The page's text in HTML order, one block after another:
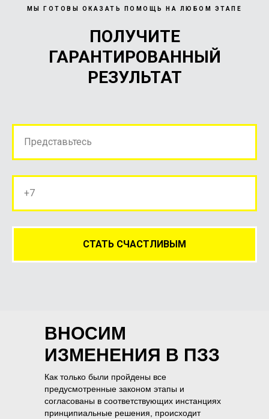
МЫ ГОТОВЫ ОКАЗАТЬ ПОМОЩЬ НА ЛЮБОМ ЭТАПЕ
ПОЛУЧИТЕ
ГАРАНТИРОВАННЫЙ
РЕЗУЛЬТАТ
Представьтесь
+7
СТАТЬ СЧАСТЛИВЫМ
ВНОСИМ
ИЗМЕНЕНИЯ В ПЗЗ
Как только были пройдены все
предусмотренные законом этапы и
согласованы в соответствующих инстанциях
принципиальные решения, происходит